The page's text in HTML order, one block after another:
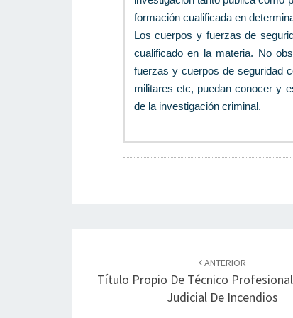
formación cualificada en
Los cuerpos y fuerzas de
cualificado en la materia. No
fuerzas y cuerpos de seguridad
militares etc, puedan conocer y
de la investigación criminal.
entradas
ANTERIOR
Título Propio De Técnico
Judicial De Incendios